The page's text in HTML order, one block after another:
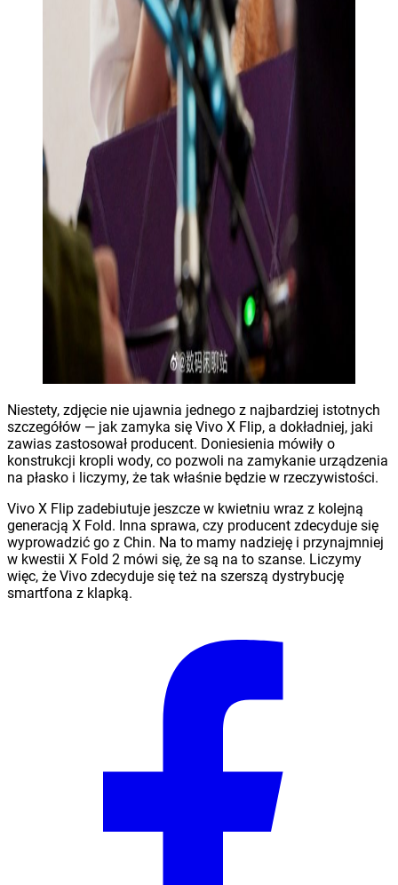
Niestety, zdjęcie nie ujawnia jednego z najbardziej istotnych
szczegółów — jak zamyka się Vivo X Flip, a dokładniej, jaki
zawias zastosował producent. Doniesienia mówiły o
konstrukcji kropli wody, co pozwoli na zamykanie urządzenia
na płasko i liczymy, że tak właśnie będzie w rzeczywistości.
Vivo X Flip zadebiutuje jeszcze w kwietniu wraz z kolejną
generacją X Fold. Inna sprawa, czy producent zdecyduje się
wyprowadzić go z Chin. Na to mamy nadzieję i przynajmniej
w kwestii X Fold 2 mówi się, że są na to szanse. Liczymy
więc, że Vivo zdecyduje się też na szerszą dystrybucję
smartfona z klapką.